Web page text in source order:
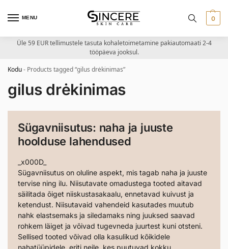
MENU 0
Üle 59 EUR tellimustele tasuta kohaletoimetamine pakiautomaati 2-4
tööpäeva jooksul.
Kodu- Products tagged “gilus drėkinimas”
gilus drėkinimas
Sügavniisutus: naha ja juuste
hoolduse lahendused
_x000D_
Sügavniisutus on oluline aspekt, mis tagab naha ja juuste
tervise ning ilu. Niisutavate omadustega tooted aitavad
säilitada õiget niiskustasakaalu, ennetavad kuivust ja
ketendust. Niisutavaid vahendeid kasutades muutub
nahk elastsemaks ja siledamaks ning juuksed saavad
rohkem läiget ja võivad tugevneda juurtest kuni otsteni.
Sellised tooted võivad olla kasulikud kõikidele
nahatüüpidele, eriti neile, kes puutuvad kokku